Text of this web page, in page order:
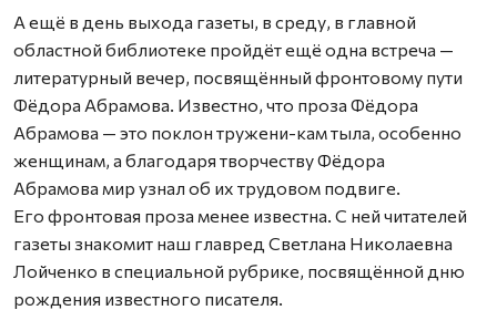
А ещё в день выхода газеты, в среду, в главной
областной библиотеке пройдёт ещё одна встреча —
литературный вечер, посвящённый фронтовому пути
Фёдора Абрамова. Известно, что проза Фёдора
Абрамова — это поклон тружени-кам тыла, особенно
женщинам, а благодаря творчеству Фёдора
Абрамова мир узнал об их трудовом подвиге.
Его фронтовая проза менее известна. С ней читателей
газеты знакомит наш главред Светлана Николаевна
Лойченко в специальной рубрике, посвящённой дню
рождения известного писателя.